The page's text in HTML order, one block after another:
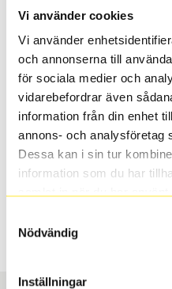
Vi använder cookies
Vi använder
och annonserna till
för sociala medier och
vidarebefordrar även
information från din enhet
annons- och analysföretag
Dessa kan i sin tur
information som du har
Nödvändig
Inställningar
Passar detta däck
Ange
valt passar din bilmodell.
sättas på dina befintliga
gång så att däck och fälg
Ibland kan fälgen ha
inte vara samma
fabrik.
S